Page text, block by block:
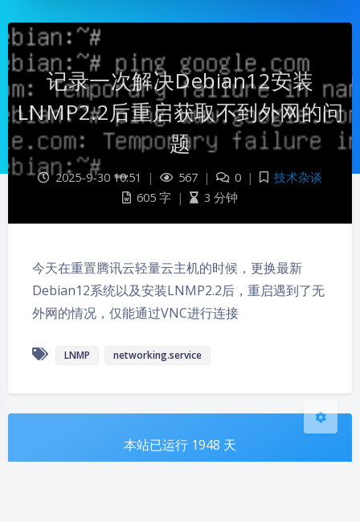
夜间模式
Sans Serif
记录一次解决Debian12安装
LNMP2.2后重启获取不到外网的问
题
2025-9-30 10:51 | 567 | 0 |
技术杂谈
605 字 | 3 分钟
今天在重置腾讯云轻量云主机的时候，更换最新
Debian12系统以及安装LNMP2.2后，重启遇到了无
外网的情况，仅能通过VNC进行连接
LNMP networking.service
本站已运行 1948 天
05 小时 32 分